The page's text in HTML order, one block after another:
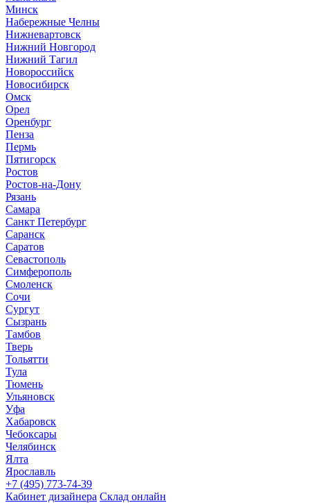
Минск
Набережные Челны
Нижневартовск
Нижний Новгород
Нижний Тагил
Новороссийск
Новосибирск
Омск
Орел
Оренбург
Пенза
Пермь
Пятигорск
Ростов
Ростов-на-Дону
Рязань
Самара
Санкт Петербург
Саранск
Саратов
Севастополь
Симферополь
Смоленск
Сочи
Сургут
Сызрань
Тамбов
Тверь
Тольятти
Тула
Тюмень
Ульяновск
Уфа
Хабаровск
Чебоксары
Челябинск
Ялта
Ярославль
+7 (495) 773-74-39
Кабинет дизайнера Склад онлайн